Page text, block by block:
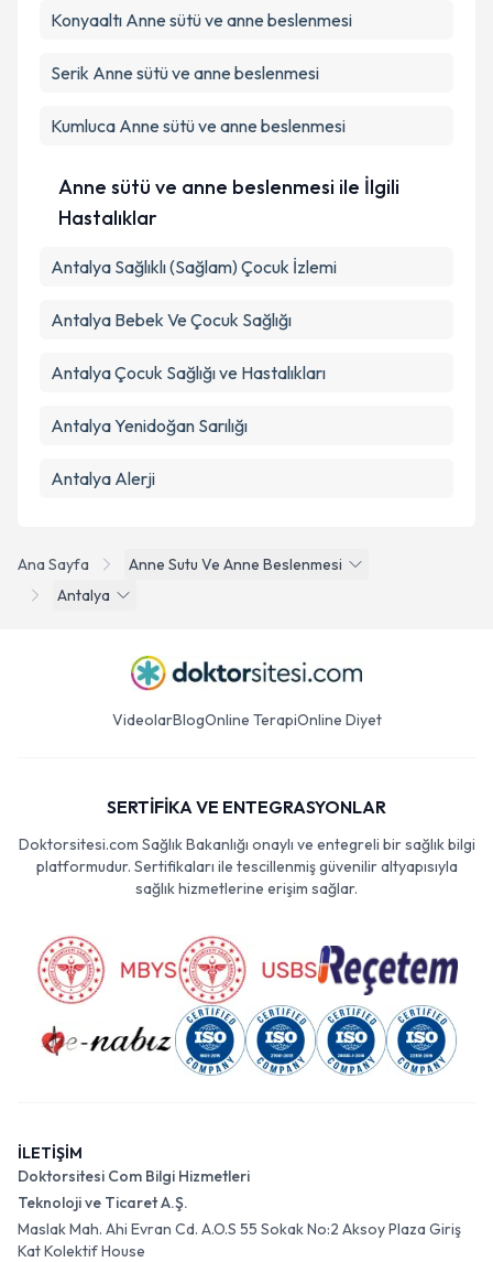
Ana Sayfa
Anne Sutu Ve Anne Beslenmesi
Antalya
Konyaaltı Anne sütü ve anne beslenmesi
Serik Anne sütü ve anne beslenmesi
Kumluca Anne sütü ve anne beslenmesi
Anne sütü ve anne beslenmesi ile İlgili
Hastalıklar
Antalya Sağlıklı (Sağlam) Çocuk İzlemi
Antalya Bebek Ve Çocuk Sağlığı
Antalya Çocuk Sağlığı ve Hastalıkları
Antalya Yenidoğan Sarılığı
Antalya Alerji
VideolarBlogOnline TerapiOnline Diyet
SERTİFİKA VE ENTEGRASYONLAR
Doktorsitesi.com Sağlık Bakanlığı onaylı ve entegreli bir sağlık bilgi
platformudur. Sertifikaları ile tescillenmiş güvenilir altyapısıyla
sağlık hizmetlerine erişim sağlar.
İLETİŞİM
Doktorsitesi Com Bilgi Hizmetleri
Teknoloji ve Ticaret A.Ş.
Maslak Mah. Ahi Evran Cd. A.O.S 55 Sokak No:2 Aksoy Plaza Giriş
Kat Kolektif House